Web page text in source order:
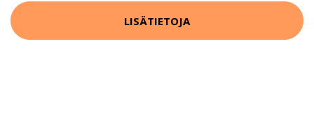
LISÄTIETOJA